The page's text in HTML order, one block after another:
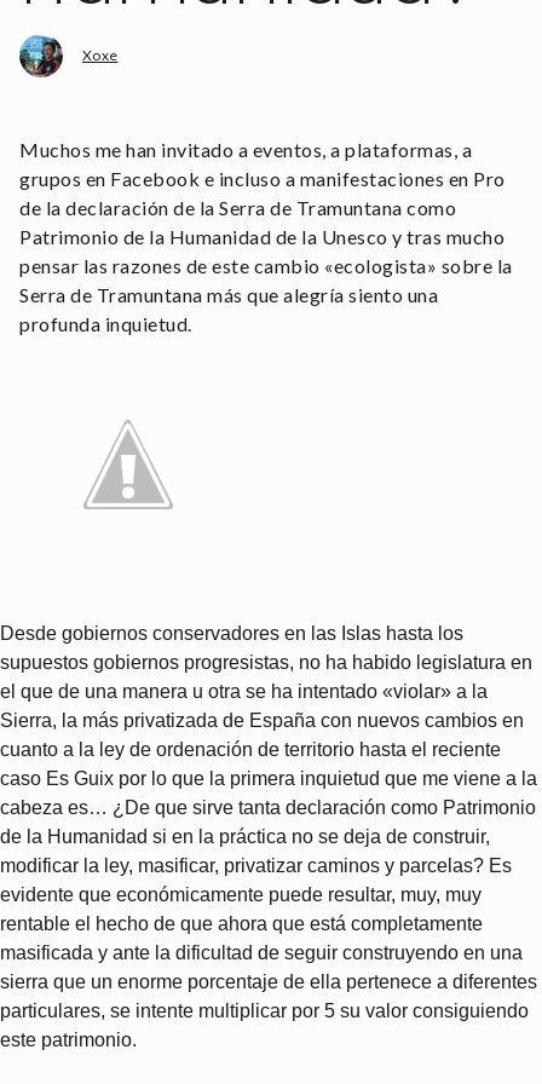
Xoxe
Muchos me han invitado a eventos, a plataformas, a
grupos en Facebook e incluso a manifestaciones en Pro
de la declaración de la Serra de Tramuntana como
Patrimonio de la Humanidad de la Unesco y tras mucho
pensar las razones de este cambio «ecologista» sobre la
Serra de Tramuntana más que alegría siento una
profunda inquietud.
Desde gobiernos conservadores en las Islas hasta los
supuestos gobiernos progresistas, no ha habido legislatura en
el que de una manera u otra se ha intentado «violar» a la
Sierra, la más privatizada de España con nuevos cambios en
cuanto a la ley de ordenación de territorio hasta el reciente
caso Es Guix por lo que la primera inquietud que me viene a la
cabeza es… ¿De que sirve tanta declaración como Patrimonio
de la Humanidad si en la práctica no se deja de construir,
modificar la ley, masificar, privatizar caminos y parcelas? Es
evidente que económicamente puede resultar, muy, muy
rentable el hecho de que ahora que está completamente
masificada y ante la dificultad de seguir construyendo en una
sierra que un enorme porcentaje de ella pertenece a diferentes
particulares, se intente multiplicar por 5 su valor consiguiendo
este patrimonio.